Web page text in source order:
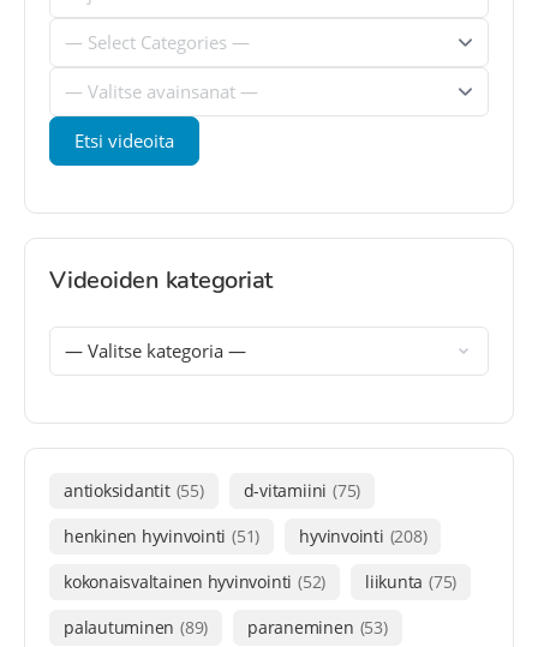
Videoiden kategoriat
antioksidantit (55) d-vitamiini (75)
henkinen hyvinvointi (51) hyvinvointi (208)
kokonaisvaltainen hyvinvointi (52) liikunta (75)
palautuminen (89) paraneminen (53)